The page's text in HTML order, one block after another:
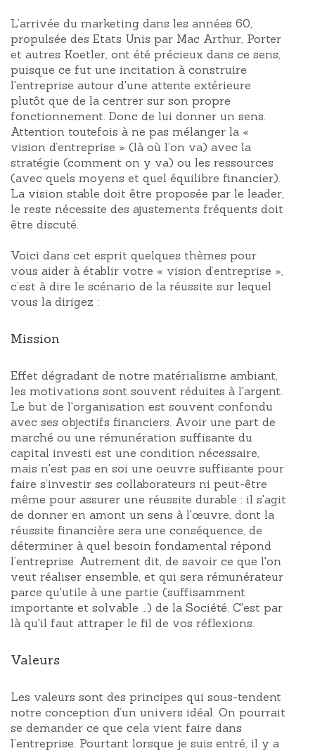
L’arrivée du marketing dans les années 60,
propulsée des Etats Unis par Mac Arthur, Porter
et autres Koetler, ont été précieux dans ce sens,
puisque ce fut une incitation à construire
l'entreprise autour d'une attente extérieure
plutôt que de la centrer sur son propre
fonctionnement. Donc de lui donner un sens.
Attention toutefois à ne pas mélanger la «
vision d’entreprise » (là où l’on va) avec la
stratégie (comment on y va) ou les ressources
(avec quels moyens et quel équilibre financier).
La vision stable doit être proposée par le leader,
le reste nécessite des ajustements fréquents doit
être discuté.
Voici dans cet esprit quelques thèmes pour
vous aider à établir votre « vision d’entreprise »,
c’est à dire le scénario de la réussite sur lequel
vous la dirigez :
Mission
Effet dégradant de notre matérialisme ambiant,
les motivations sont souvent réduites à l'argent.
Le but de l'organisation est souvent confondu
avec ses objectifs financiers. Avoir une part de
marché ou une rémunération suffisante du
capital investi est une condition nécessaire,
mais n'est pas en soi une oeuvre suffisante pour
faire s’investir ses collaborateurs ni peut-être
même pour assurer une réussite durable : il s'agit
de donner en amont un sens à l'œuvre, dont la
réussite financière sera une conséquence, de
déterminer à quel besoin fondamental répond
l’entreprise. Autrement dit, de savoir ce que l'on
veut réaliser ensemble, et qui sera rémunérateur
parce qu'utile à une partie (suffisamment
importante et solvable …) de la Société. C'est par
là qu'il faut attraper le fil de vos réflexions.
Valeurs
Les valeurs sont des principes qui sous-tendent
notre conception d’un univers idéal. On pourrait
se demander ce que cela vient faire dans
l’entreprise. Pourtant lorsque je suis entré, il y a